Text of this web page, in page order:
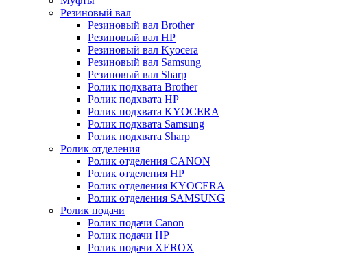
Резиновый вал
Резиновый вал Brother
Резиновый вал HP
Резиновый вал Kyocera
Резиновый вал Samsung
Резиновый вал Sharp
Ролик подхвата Brother
Ролик подхвата HP
Ролик подхвата KYOCERA
Ролик подхвата Samsung
Ролик подхвата Sharp
Ролик отделения
Ролик отделения CANON
Ролик отделения HP
Ролик отделения KYOCERA
Ролик отделения SAMSUNG
Ролик подачи
Ролик подачи Canon
Ролик подачи HP
Ролик подачи XEROX